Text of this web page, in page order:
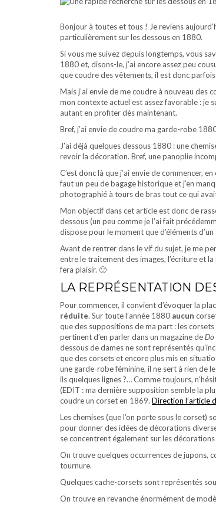
Bonjour à toutes et tous ! Je reviens
particulièrement sur les dessous en 1880.
Si vous me suivez depuis longtemps, vous
1880 et, disons-le, j’ai encore assez peu
que coudre des vêtements, il est donc
Mais j’ai envie de me coudre à nouveau des
mon contexte actuel est assez favorable : je
autant en profiter dès maintenant.
Bref, j’ai envie de coudre ma garde-robe
J’ai déjà quelques dessous 1880 : une
revoir la décoration. Bref, une panoplie
C’est donc là que j’ai envie de commencer,
faut un peu de bagage historique et j’en
photographié à tours de bras tout ce qui
Mon objectif dans cet article est donc de
dessous (un peu comme je l’ai fait
dispose pour le moment que d’éléments
Avant de rentrer dans le vif du sujet, je me
entre le traitement des images, l’écriture et
fera plaisir. 🙂
LA REPRÉSENTATION
Pour commencer, il convient d’évoquer la
réduite. Sur toute l’année 1880 aucun
que des suppositions de ma part : les
pertinent d’en parler dans un magazine deDo
dessous de dames ne sont représentés
que des corsets et encore plus mis en
une garde-robe féminine, il ne sert à rien de
ils quelques lignes ?… Comme toujours,
(EDIT : ma dernière supposition semble la
coudre un corset en 1869. Direction l’article
Les chemises (que l’on porte sous le corset)
pour donner des idées de décorations
se concentrent également sur les
On trouve quelques occurrences de jupons,
tournure.
Quelques cache-corsets sont représentés
On trouve en revanche énormément de